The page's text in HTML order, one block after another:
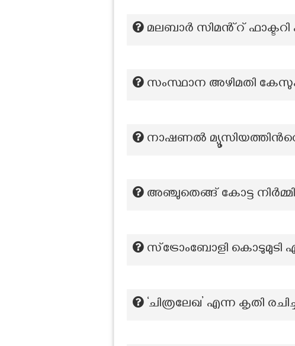
മലബാർ സിമൻ്റ്
സംസ്ഥാന അഴിമതി
നാഷണൽ
അഞ്ചുതെങ്ങ് കോട്ട
സ്‌ട്രോംബോളി കൊടുമുടി
‘ചിത്രലേഖ’ എന്ന കൃതി